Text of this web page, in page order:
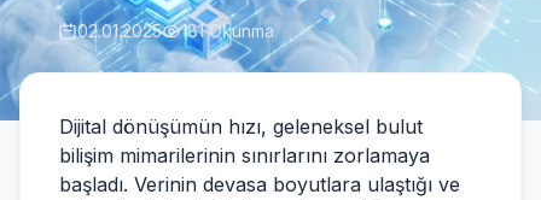
02.01.2025 181 Okunma
Dijital dönüşümün hızı, geleneksel bulut
bilişim mimarilerinin sınırlarını zorlamaya
başladı. Verinin devasa boyutlara ulaştığı ve